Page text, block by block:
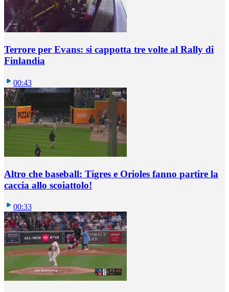
Terrore per Evans: si cappotta tre volte al Rally di
Finlandia
00:43
Altro che baseball: Tigres e Orioles fanno partire la
caccia allo scoiattolo!
00:33